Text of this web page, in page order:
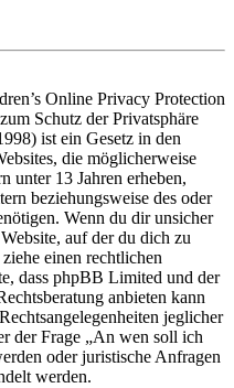
Online Privacy Protection
Schutz der Privatsphäre
ist ein Gesetz in den
die möglicherweise
unter 13 Jahren erheben,
beziehungsweise des oder
Wenn du dir unsicher
auf der du dich zu
einen rechtlichen
dass phpBB Limited und der
anbieten kann
jeglicher
der Frage „An wen soll ich
oder juristische Anfragen
werden.